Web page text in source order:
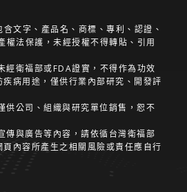
文字、產品名、商標、專利、認證、
權法保護，未經授權不得轉貼、引用
經衛福部或FDA證實，不得作為功效
病用途，僅供行業內部研究、開發評
供公司、組織與研究單位銷售，恕不
傳與廣告等內容，請依循台灣衛福部
內容所產生之相關風險或責任應自行